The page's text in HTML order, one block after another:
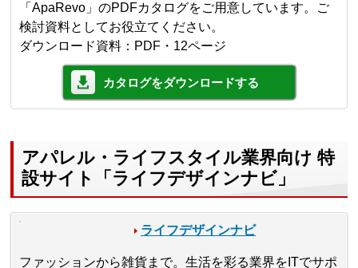
「ApaRevo」のPDFカタログをご用意しています。ご
検討資料としてお役立てください。
ダウンロード資料：PDF・12ページ
カタログをダウンロードする
アパレル・ライフスタイル業界向け 特
設サイト「ライフデザインナビ」
ライフデザインナビ
ファッションから雑貨まで。生活を彩る業界をITでサポ